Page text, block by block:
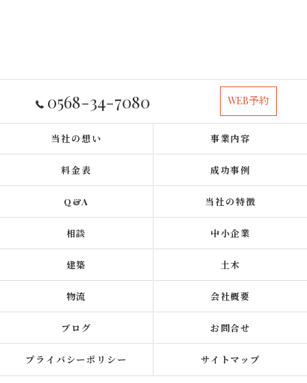
0568-34-7080 WEB予約
当社の想い 事業内容
料金表 成功事例
Q&A 当社の特徴
相談 中小企業
建築 土木
物流 会社概要
ブログ お問合せ
プライバシーポリシー サイトマップ